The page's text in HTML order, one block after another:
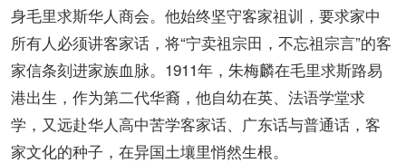
身毛里求斯华人商会。他始终坚守客家祖训，要求家中
所有人必须讲客家话，将“宁卖祖宗田，不忘祖宗言”的客
家信条刻进家族血脉。1911年，朱梅麟在毛里求斯路易
港出生，作为第二代华裔，他自幼在英、法语学堂求
学，又远赴华人高中苦学客家话、广东话与普通话，客
家文化的种子，在异国土壤里悄然生根。